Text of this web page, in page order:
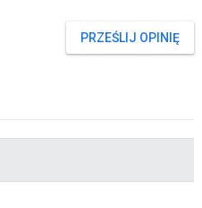
PRZEŚLIJ OPINIĘ